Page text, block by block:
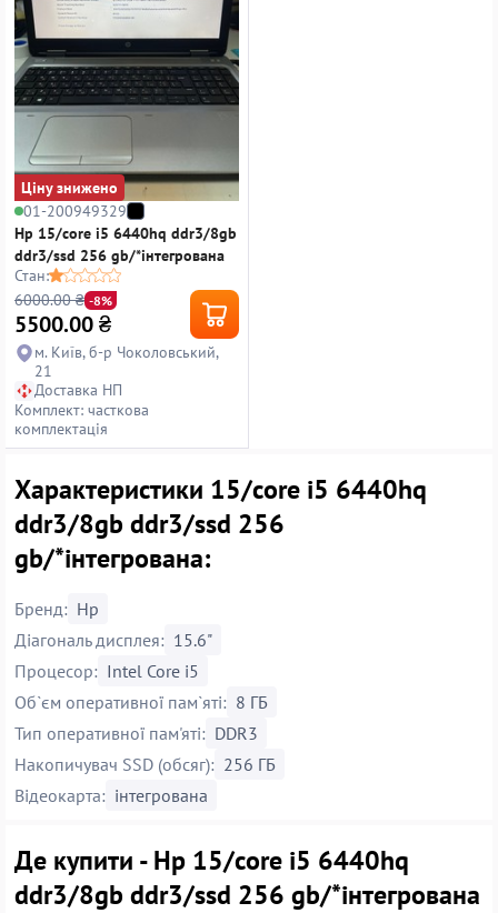
Ціну знижено
01-200949329
Hp 15/core i5 6440hq ddr3/8gb
ddr3/ssd 256 gb/*інтегрована
Стан:
6000.00 ₴ -8%
5500.00₴
м. Київ, б-р Чоколовський,
21
Доставка НП
Комплект: часткова
комплектація
Характеристики 15/core i5 6440hq
ddr3/8gb ddr3/ssd 256
gb/*інтегрована:
Бренд: Hp
Діагональ дисплея: 15.6"
Процесор: Intel Core i5
Об`єм оперативної пам`яті: 8 ГБ
Тип оперативної пам'яті: DDR3
Накопичувач SSD (обсяг): 256 ГБ
Відеокарта: інтегрована
Де купити - Hp 15/core i5 6440hq
ddr3/8gb ddr3/ssd 256 gb/*інтегрована